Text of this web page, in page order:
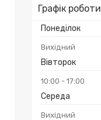
Графік роботи
Понеділок
Вихідний
Вівторок
10:00 17:00
Середа
Вихідний